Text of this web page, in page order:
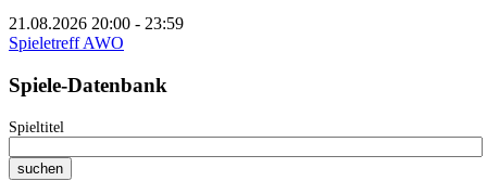
21.08.2026 20:00 - 23:59
Spieletreff AWO
Spiele-Datenbank
Spieltitel